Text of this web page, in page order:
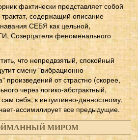
фактически представляет собой
содержащий описание
СЕБЯ как цельной,
Созерцателя феноменального
что непредвзятый, спокойный
смену "вибрационно-
произведений от страстно (скорее,
через логико-абстрактный,
себя, к интуитивно-данностному,
ассимилирует все предыдущие.
МИРОМ